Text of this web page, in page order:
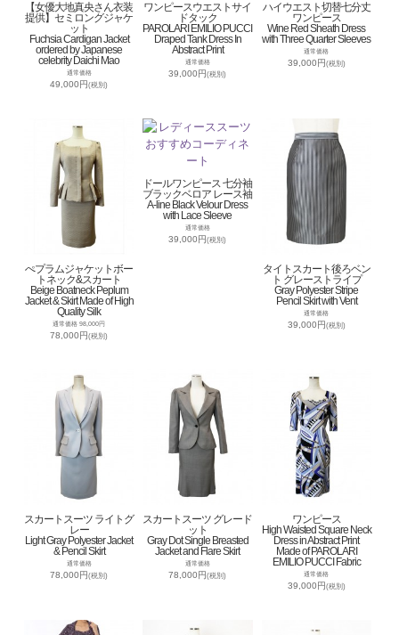
【女優大地真央さん衣装
提供】セミロングジャケ
ット
Fuchsia Cardigan Jacket
ordered by Japanese
celebrity Daichi Mao
通常価格
49,000円(税別)
ワンピースウエストサイ
ドタック
PAROLARI EMILIO PUCCI
Draped Tank Dress In
Abstract Print
通常価格
39,000円(税別)
ハイウエスト切替七分丈
ワンピース
Wine Red Sheath Dress
with Three Quarter Sleeves
通常価格
39,000円(税別)
ぺプラムジャケットボー
トネック&スカート
Beige Boatneck Peplum
Jacket & Skirt Made of High
Quality Silk
通常価格 98,000円
78,000円(税別)
ドールワンピース 七分袖
ブラックベロア レース袖
A-line Black Velour Dress
with Lace Sleeve
通常価格
39,000円(税別)
タイトスカート後ろベン
ト グレーストライプ
Gray Polyester Stripe
Pencil Skirt with Vent
通常価格
39,000円(税別)
スカートスーツ ライトグ
レー
Light Gray Polyester Jacket
& Pencil Skirt
通常価格
78,000円(税別)
スカートスーツ グレード
ット
Gray Dot Single Breasted
Jacket and Flare Skirt
通常価格
78,000円(税別)
ワンピース
High Waisted Square Neck
Dress in Abstract Print
Made of PAROLARI
EMILIO PUCCI Fabric
通常価格
39,000円(税別)